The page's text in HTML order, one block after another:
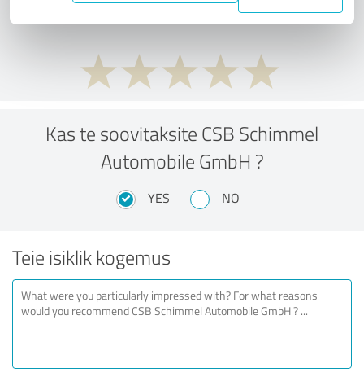
performance ratio?
Kas te soovitaksite CSB Schimmel
Automobile GmbH ?
YES NO
Teie isiklik kogemus